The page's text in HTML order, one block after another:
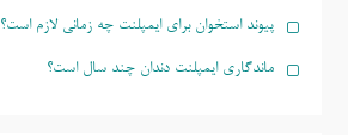
پیوند استخوان برای ایمپلنت چه زمانی لازم است؟
ماندگاری ایمپلنت دندان چند سال است؟